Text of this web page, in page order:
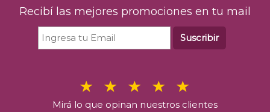
Recibí las mejores promociones en tu mail
Suscribir
Mirá lo que opinan nuestros clientes